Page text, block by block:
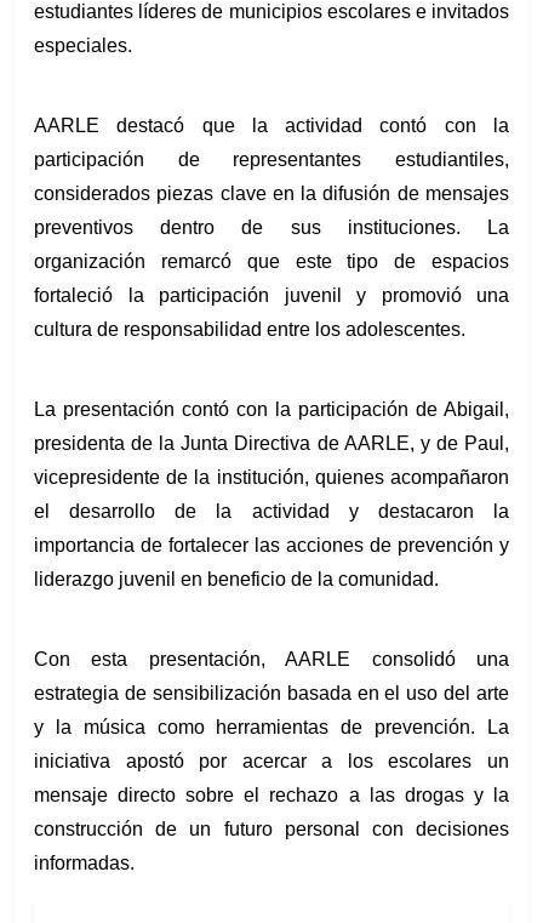
estudiantes líderes de municipios escolares e invitados
especiales.
AARLE destacó que la actividad contó con la
participación de representantes estudiantiles,
considerados piezas clave en la difusión de mensajes
preventivos dentro de sus instituciones. La
organización remarcó que este tipo de espacios
fortaleció la participación juvenil y promovió una
cultura de responsabilidad entre los adolescentes.
La presentación contó con la participación de Abigail,
presidenta de la Junta Directiva de AARLE, y de Paul,
vicepresidente de la institución, quienes acompañaron
el desarrollo de la actividad y destacaron la
importancia de fortalecer las acciones de prevención y
liderazgo juvenil en beneficio de la comunidad.
Con esta presentación, AARLE consolidó una
estrategia de sensibilización basada en el uso del arte
y la música como herramientas de prevención. La
iniciativa apostó por acercar a los escolares un
mensaje directo sobre el rechazo a las drogas y la
construcción de un futuro personal con decisiones
informadas.